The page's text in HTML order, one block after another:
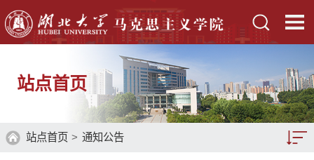
站点首页
站点首页 > 通知公告